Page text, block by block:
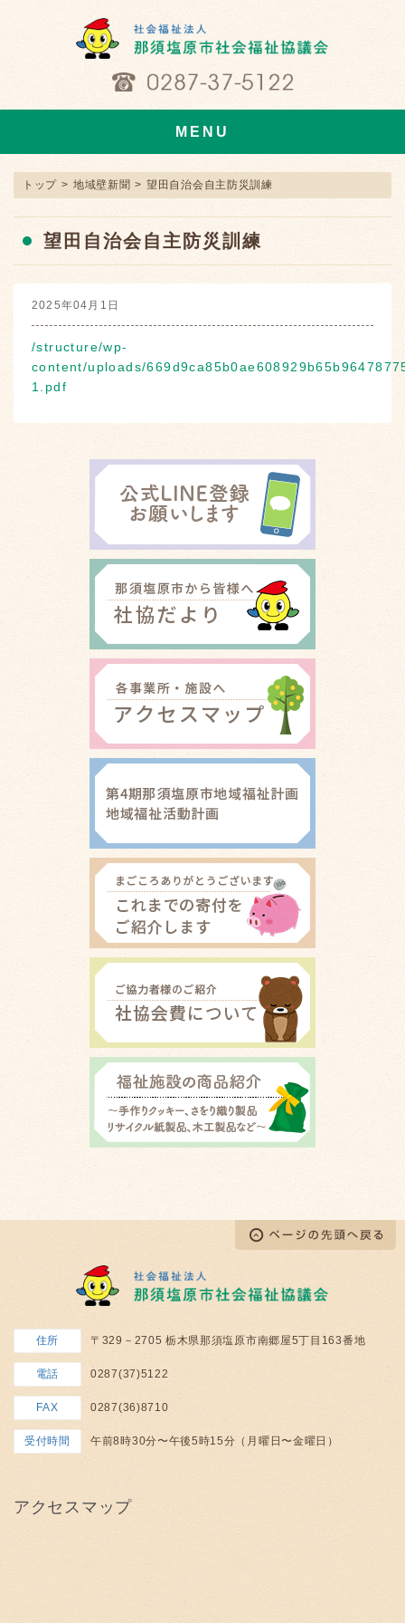
MENU
トップ > 地域壁新聞 > 望田自治会自主防災訓練
望田自治会自主防災訓練
2025年04月1日
/structure/wp-
content/uploads/
1.pdf
住所 〒329－2705 栃木県那須塩原市南郷屋5丁目163番地
電話 0287(37)5122
FAX 0287(36)8710
受付時間 午前8時30分〜午後5時15分（月曜日〜金曜日）
アクセスマップ